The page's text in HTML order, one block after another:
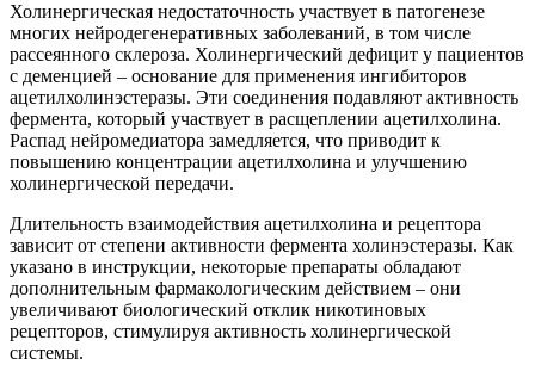
Холинергическая недостаточность участвует в патогенезе
многих нейродегенеративных заболеваний, в том числе
рассеянного склероза. Холинергический дефицит у пациентов
с деменцией – основание для применения ингибиторов
ацетилхолинэстеразы. Эти соединения подавляют активность
фермента, который участвует в расщеплении ацетилхолина.
Распад нейромедиатора замедляется, что приводит к
повышению концентрации ацетилхолина и улучшению
холинергической передачи.
Длительность взаимодействия ацетилхолина и рецептора
зависит от степени активности фермента холинэстеразы. Как
указано в инструкции, некоторые препараты обладают
дополнительным фармакологическим действием – они
увеличивают биологический отклик никотиновых
рецепторов, стимулируя активность холинергической
системы.